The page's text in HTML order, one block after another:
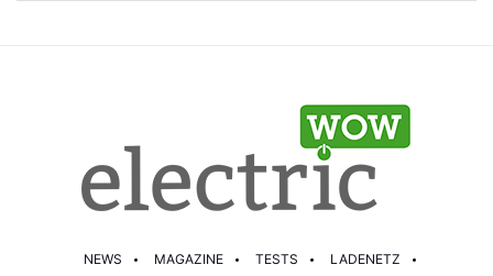
NEWS MAGAZINE TESTS
LADENETZ